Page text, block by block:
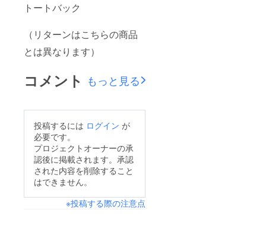
トートバック
（リターンはこちらの商品
とは異なります）
コメント もっと見る
投稿するには ログイン が
必要です。
プロジェクトオーナーの承
認後に掲載されます。承認
された内容を削除すること
はできません。
※投稿する際の注意点